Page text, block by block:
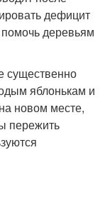
дефицит
деревьям
существенно
яблонькам и
новом месте,
пережить